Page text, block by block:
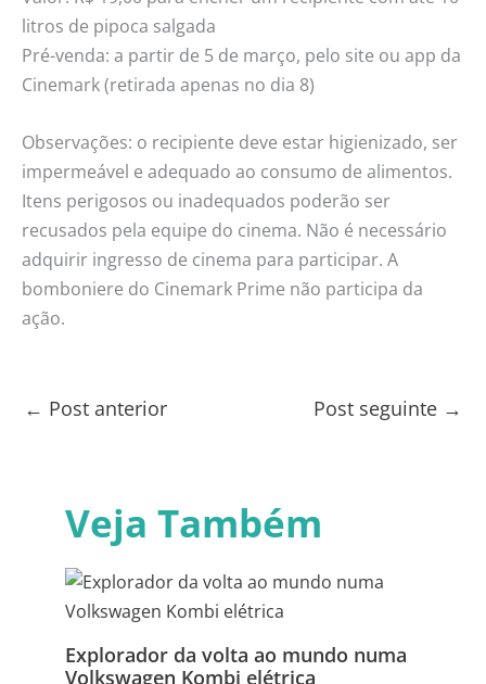
litros de pipoca salgada
Pré-venda: a partir de 5 de março, pelo site ou app da
Cinemark (retirada apenas no dia 8)
Observações: o recipiente deve estar higienizado, ser
impermeável e adequado ao consumo de alimentos.
Itens perigosos ou inadequados poderão ser
recusados pela equipe do cinema. Não é necessário
adquirir ingresso de cinema para participar. A
bomboniere do Cinemark Prime não participa da
ação.
← Post anterior Post seguinte →
Veja Também
Explorador da volta ao mundo numa
Volkswagen Kombi elétrica